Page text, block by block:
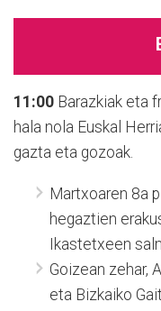
11:00 Barazkiak eta
hala nola Euskal
gazta eta gozoak.
Martxoaren 8a
hegaztien
Ikastetxeen
Goizean zehar,
eta Bizkaiko